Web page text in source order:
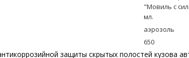
"Мовиль с
мл.
аэрозоль
650
защиты скрытых полостей кузова